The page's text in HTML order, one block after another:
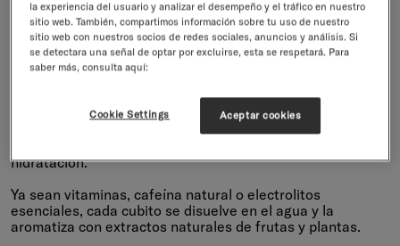
Volver a Todos los artículos 28 productos
Tamaño práctico, sabor a tope: refresca tu agua donde y
hidratación.
Ya sean vitaminas, cafeína natural o electrolitos
esenciales, cada cubito se disuelve en el agua y la
aromatiza con extractos naturales de frutas y plantas.
la experiencia del usuario y analizar el desempeño y el tráfico en nuestro
sitio web. También, compartimos información sobre tu uso de nuestro
sitio web con nuestros socios de redes sociales, anuncios y análisis. Si
se detectara una señal de optar por excluirse, esta se respetará. Para
saber más, consulta aquí:
Aceptar cookies
Cookie Settings